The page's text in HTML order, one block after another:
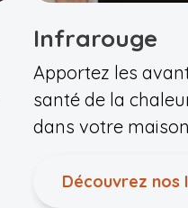
Infrarouge
Apportez les
santé de la
dans votre
Découvrez